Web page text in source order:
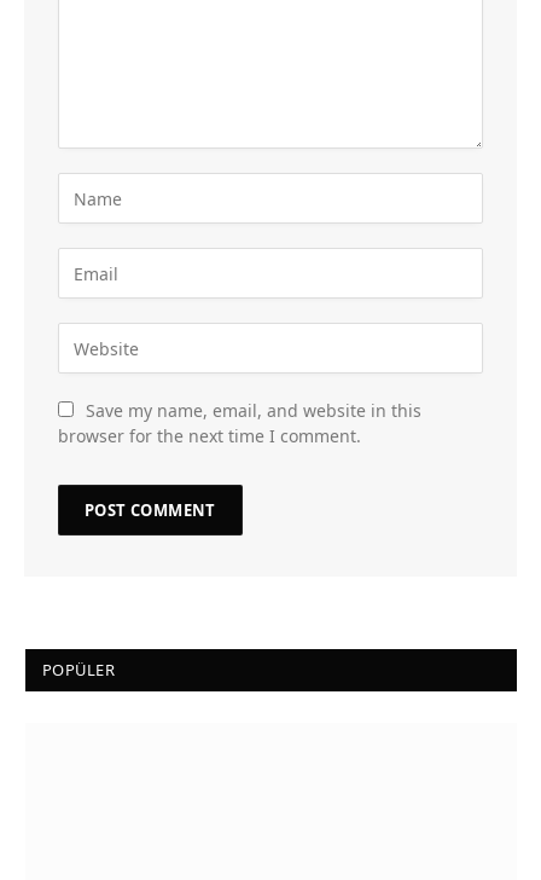
Save my name, email, and website in this
browser for the next time I comment.
POPÜLER